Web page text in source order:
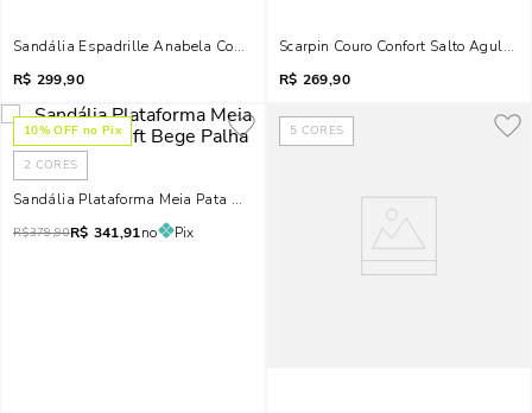
Sandália Espadrille Anabela Couro Metalizada Dourada
R$ 299,90
Scarpin Couro Confort Salto Agulha
R$ 269,90
10% OFF no Pix
2 CORES
Sandália Plataforma Meia Pata Napa Soft Bege Palha
R$379,90R$ 341,91no Pix
5 CORES